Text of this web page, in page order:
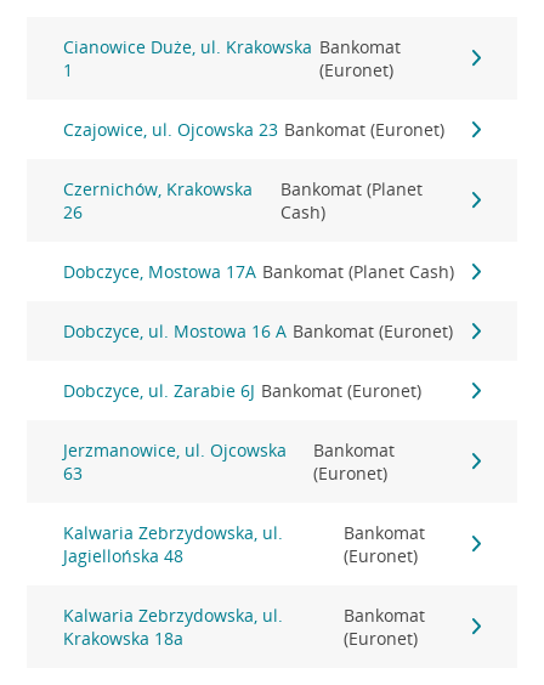
Cianowice Duże, ul. Krakowska
1
Bankomat
(Euronet)
Czajowice, ul. Ojcowska 23 Bankomat (Euronet)
Czernichów, Krakowska
26
Bankomat (Planet
Cash)
Dobczyce, Mostowa 17A Bankomat (Planet Cash)
Dobczyce, ul. Mostowa 16 A Bankomat (Euronet)
Dobczyce, ul. Zarabie 6J Bankomat (Euronet)
Jerzmanowice, ul. Ojcowska
63
Bankomat
(Euronet)
Kalwaria Zebrzydowska, ul.
Jagiellońska 48
Bankomat
(Euronet)
Kalwaria Zebrzydowska, ul.
Krakowska 18a
Bankomat
(Euronet)